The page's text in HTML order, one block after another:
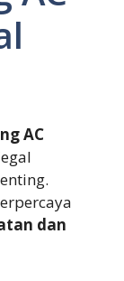
AC
dan